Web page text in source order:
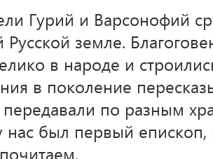
Гурий и Варсонофий
Русской земле.
в народе и
в поколение
по разным
нас был первый епископ,